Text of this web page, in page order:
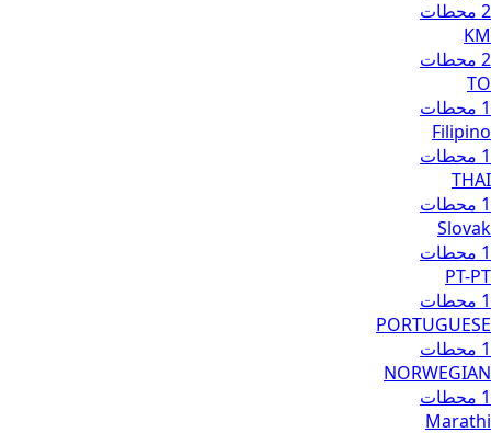
2 محطات
KM
2 محطات
TO
1 محطات
Filipino
1 محطات
THAI
1 محطات
Slovak
1 محطات
PT-PT
1 محطات
PORTUGUESE
1 محطات
NORWEGIAN
1 محطات
Marathi